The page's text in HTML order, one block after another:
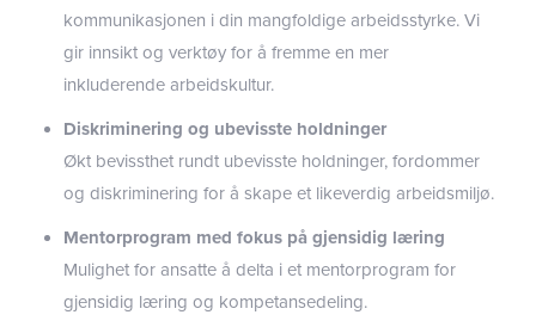
kommunikasjonen i din mangfoldige arbeidsstyrke. Vi
gir innsikt og verktøy for å fremme en mer
inkluderende arbeidskultur.
Diskriminering og ubevisste holdninger
Økt bevissthet rundt ubevisste holdninger, fordommer
og diskriminering for å skape et likeverdig arbeidsmiljø.
Mentorprogram med fokus på gjensidig læring
Mulighet for ansatte å delta i et mentorprogram for
gjensidig læring og kompetansedeling.